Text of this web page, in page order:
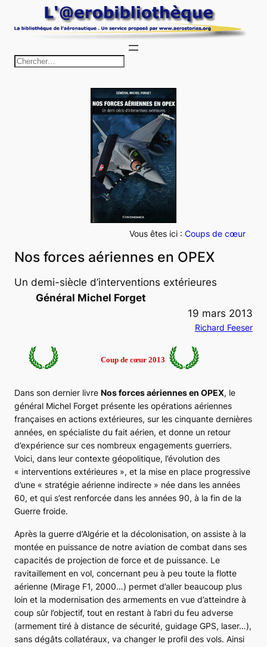
au
c
h
e
r
c
h
e
r
Vous êtes ici : Coups de cœur
Nos forces aériennes en OPEX
Un demi-siècle d’interventions extérieures
Général Michel Forget
19 mars 2013
Richard Feeser
Coup de cœur 2013
Dans son dernier livre Nos forces aériennes en OPEX, le
général Michel Forget présente les opérations aériennes
françaises en actions extérieures, sur les cinquante dernières
années, en spécialiste du fait aérien, et donne un retour
d’expérience sur ces nombreux engagements guerriers.
Voici, dans leur contexte géopolitique, l’évolution des
« interventions extérieures », et la mise en place progressive
d’une « stratégie aérienne indirecte » née dans les années
60, et qui s’est renforcée dans les années 90, à la fin de la
Guerre froide.
Après la guerre d’Algérie et la décolonisation, on assiste à la
montée en puissance de notre aviation de combat dans ses
capacités de projection de force et de puissance. Le
ravitaillement en vol, concernant peu à peu toute la flotte
aérienne (Mirage F1, 2000…) permet d’aller beaucoup plus
loin et la modernisation des armements en vue d’atteindre à
coup sûr l’objectif, tout en restant à l’abri du feu adverse
(armement tiré à distance de sécurité, guidage GPS, laser…),
sans dégâts collatéraux, va changer le profil des vols. Ainsi